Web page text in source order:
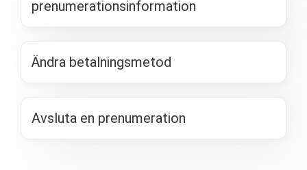
prenumerationsinformation
Ändra betalningsmetod
Avsluta en prenumeration